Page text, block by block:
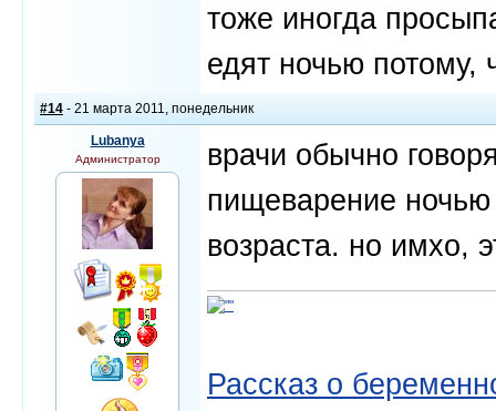
тоже иногда
едят ночью потому,
#14 - 21 марта 2011, понедельник
Lubanya
Администратор
врачи обычно
пищеварение ночью
возраста. но имхо,
Рассказ о